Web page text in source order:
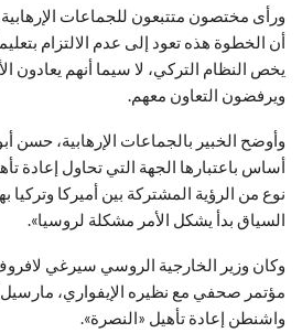
ورأى مختصون متتبعون للجماعات
أن الخطوة هذه تعود إلى عدم الالتزام
يخص النظام التركي، لا سيما أنهم يعادون
ويرفضون التعاون معهم.
وأوضح الخبير بالجماعات الإرهابية، حسن
أساس باعتبارها الجهة التي تحاول إعادة
نوع من الرؤية المشتركة بين أميركا
السياق بدأ يشكل الأمر مشكلة لروسيا».
وكان وزير الخارجية الروسي سيرغي
مؤتمر صحفي مع نظيره الإيفواري، مارسيل
واشنطن إعادة تأهيل «النصرة».